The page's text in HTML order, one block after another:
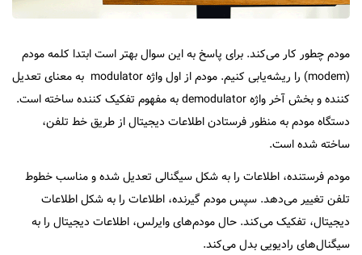
مودم چطور کار می‌کند. برای پاسخ به این سوال بهتر است ابتدا کلمه مودم
(modem) را ریشه‌یابی کنیم. مودم از اول واژه modulator به معنای تعدیل
کننده و بخش آخر واژه demodulator به مفهوم تفکیک کننده ساخته است.
دستگاه مودم به منظور فرستادن اطلاعات دیجیتال از طریق خط تلفن،
ساخته شده است.
مودم فرستنده، اطلاعات را به شکل سیگنالی تعدیل شده و مناسب خطوط
تلفن تغییر می‌دهد. سپس مودم گیرنده، اطلاعات را به شکل اطلاعات
دیجیتال، تفکیک می‌کند. حال مودم‌های وایرلس، اطلاعات دیجیتال را به
سیگنال‌های رادیویی بدل می‌کند.